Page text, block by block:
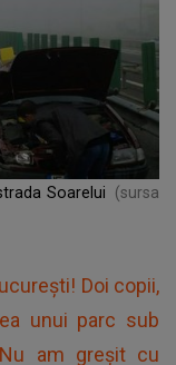
Soarelui
(sursa
Doi copii,
unui parc sub
am greșit cu